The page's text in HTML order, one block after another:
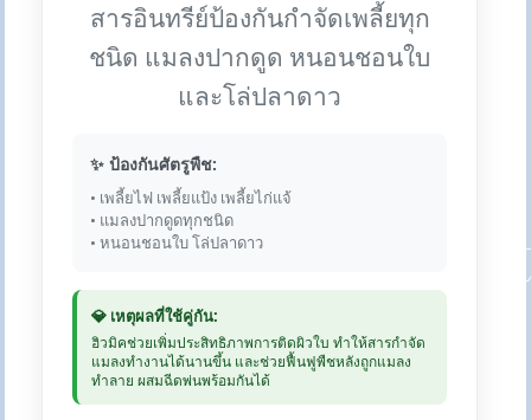
สารอินทรีย์ป้องกันกำจัดเพลี้ยทุก
ชนิด แมลงปากดูด หนอนชอนใบ
และโล่ปลาดาว
✨ ป้องกันศัตรูพืช:
• เพลี้ยไฟ เพลี้ยแป้ง เพลี้ยไก่แจ้
• แมลงปากดูดทุกชนิด
• หนอนชอนใบ โล่ปลาดาว
💎 เหตุผลที่ใช้คู่กัน:
ฮิวมิคช่วยเพิ่มประสิทธิภาพการติดผิวใบ ทำให้สารกำจัด
แมลงทำงานได้นานขึ้น และช่วยฟื้นฟูพืชหลังถูกแมลง
ทำลาย ผสมฉีดพ่นพร้อมกันได้